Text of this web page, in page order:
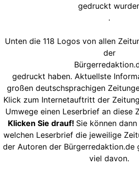
gedruckt
.
Unten die 118 Logos von allen
der
gedruckt haben. Aktuellste
großen deutschsprachigen
Klick zum Internetauftritt der
Umwege einen Leserbrief an diese
Klicken Sie drauf! Sie können
welchen Leserbrief die jeweilige
der Autoren der Bürgerredaktion.de
viel davon.